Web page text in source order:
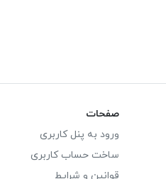
صفحات
ورود به پنل کاربری
ساخت حساب کاربری
قوانین و شرایط